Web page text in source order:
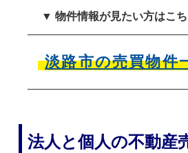
▼ 物件情報が見たい方はこ
淡路市の売買物件
法人と個人の不動産